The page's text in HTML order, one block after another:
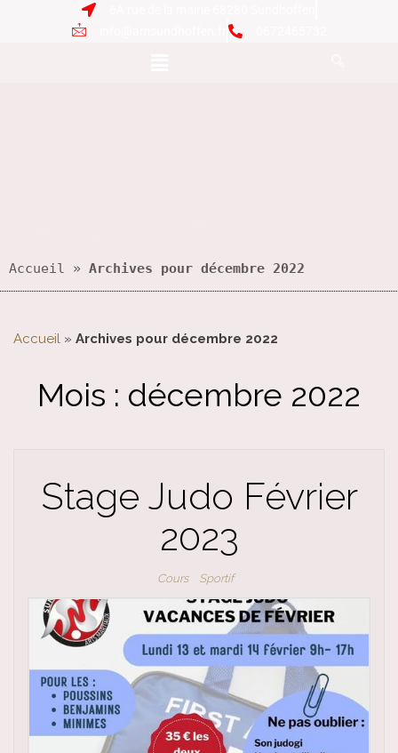
Accueil » Archives pour décembre 2022
Accueil » Archives pour décembre 2022
Mois : décembre 2022
Stage Judo Février
2023
Cours Sportif